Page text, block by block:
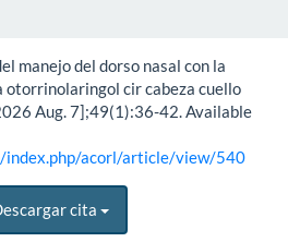
manejo del dorso nasal con la
otorrinolaringol cir cabeza cuello
Aug. 7];49(1):36-42. Available
index.php/acorl/article/view/540
cita